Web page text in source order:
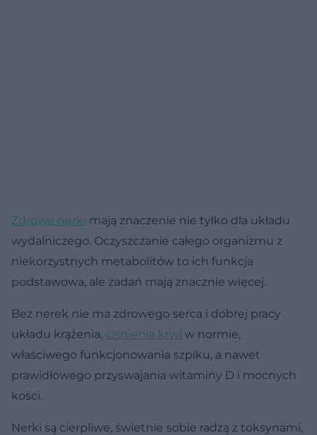
Zdrowe nerki mają znaczenie nie tylko dla układu
wydalniczego. Oczyszczanie całego organizmu z
niekorzystnych metabolitów to ich funkcja
podstawowa, ale zadań mają znacznie więcej.
Bez nerek nie ma zdrowego serca i dobrej pracy
układu krążenia, ciśnienia krwi w normie,
właściwego funkcjonowania szpiku, a nawet
prawidłowego przyswajania witaminy D i mocnych
kości.
Nerki są cierpliwe, świetnie sobie radzą z toksynami,